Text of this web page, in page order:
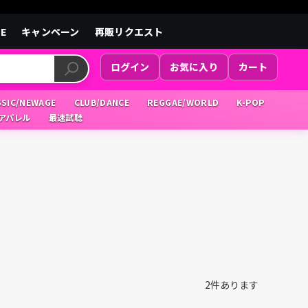
キャンペーン 再販リクエスト
ログイン お気に入り カート
NEWAGE CLUB/DANCE REGGAE/WORLD
K-POP
パレル 最速試聴
2件あります